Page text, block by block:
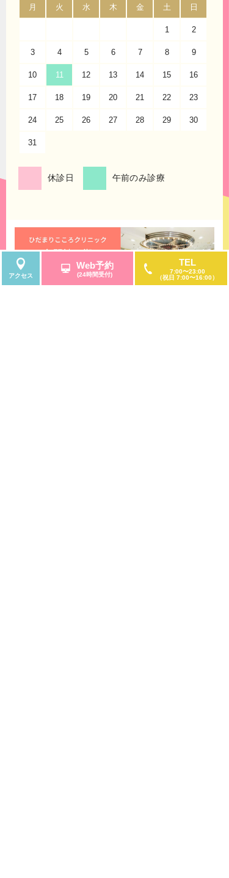
月 火 水 木 金 土 日
1 2
3 4 5 6 7 8 9
10 11 12 13 14 15 16
17 18 19 20 21 22 23
24 25 26 27 28 29 30
31
休診日 午前のみ診療
名古屋市営地下鉄桜通線「久屋大通」駅、名城線
「矢場町」駅、鶴舞線「伏見」駅からもアクセス
して頂きやすく、地上からは「錦通」と「大津
さいませ。「サンシャインサカエ」は栄地下街に
も直結しております。
診療案内
うつ病・不安症・パニック症・不眠症の診療に対
当院は、うつ病や不安症・パニック症・不眠症、
つ病・女性のうつ病・仮面うつ病・自律神経失調
症、発達障害・ADHD、アスペルガー症候群、強
迫性障害、社交不安症、全般性不安障害、広場恐
療も行う、大人のための心療内科・メンタルクリ
ニック・精神科です。
アクセス
Web予約
(24時間受付)
TEL
7:00〜23:00
（祝日 7:00〜16:00）